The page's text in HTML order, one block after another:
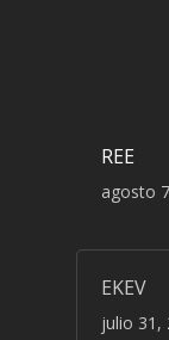
REE
agosto
EKEV
julio 31,